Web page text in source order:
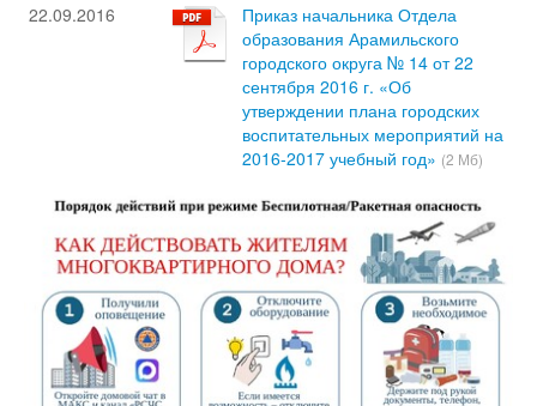
22.09.2016
Приказ начальника Отдела
образования Арамильского
городского округа № 14 от 22
сентября 2016 г. «Об
утверждении плана городских
воспитательных мероприятий на
2016-2017 учебный год» (2 Мб)